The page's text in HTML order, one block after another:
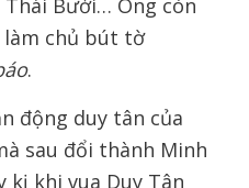
làm chủ bút tờ
.
động duy tân của
sau đổi thành Minh
kị khi vua Duy Tân